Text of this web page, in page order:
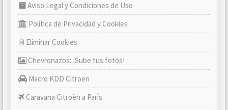
Aviso Legal y Condiciones de Uso
Política de Privacidad y Cookies
Eliminar Cookies
Chevronazos: ¡Sube tus fotos!
Macro KDD Citroën
Caravana Citroën a París